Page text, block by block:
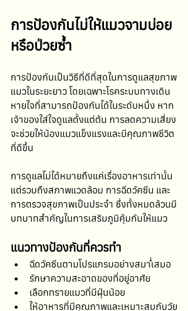
การป้องกันไม่ให้แมวจามบ่อย
หรือป่วยซ้ำ
การป้องกันเป็นวิธีที่ดีที่สุดในการดูแลสุขภาพ
แมวในระยะยาว โดยเฉพาะโรคระบบทางเดิน
หายใจที่สามารถป้องกันได้ในระดับหนึ่ง หาก
เจ้าของใส่ใจดูแลตั้งแต่ต้น การลดความเสี่ยง
จะช่วยให้น้องแมวแข็งแรงและมีคุณภาพชีวิต
ที่ดีขึ้น
การดูแลไม่ได้หมายถึงแค่เรื่องอาหารเท่านั้น
แต่รวมถึงสภาพแวดล้อม การฉีดวัคซีน และ
การตรวจสุขภาพเป็นประจำ ซึ่งทั้งหมดล้วนมี
บทบาทสำคัญในการเสริมภูมิคุ้มกันให้แมว
แนวทางป้องกันที่ควรทำ
ฉีดวัคซีนตามโปรแกรมอย่างสม่ำเสมอ
รักษาความสะอาดของที่อยู่อาศัย
เลือกทรายแมวที่มีฝุ่นน้อย
ให้อาหารที่มีคุณภาพและเหมาะสมกับวัย